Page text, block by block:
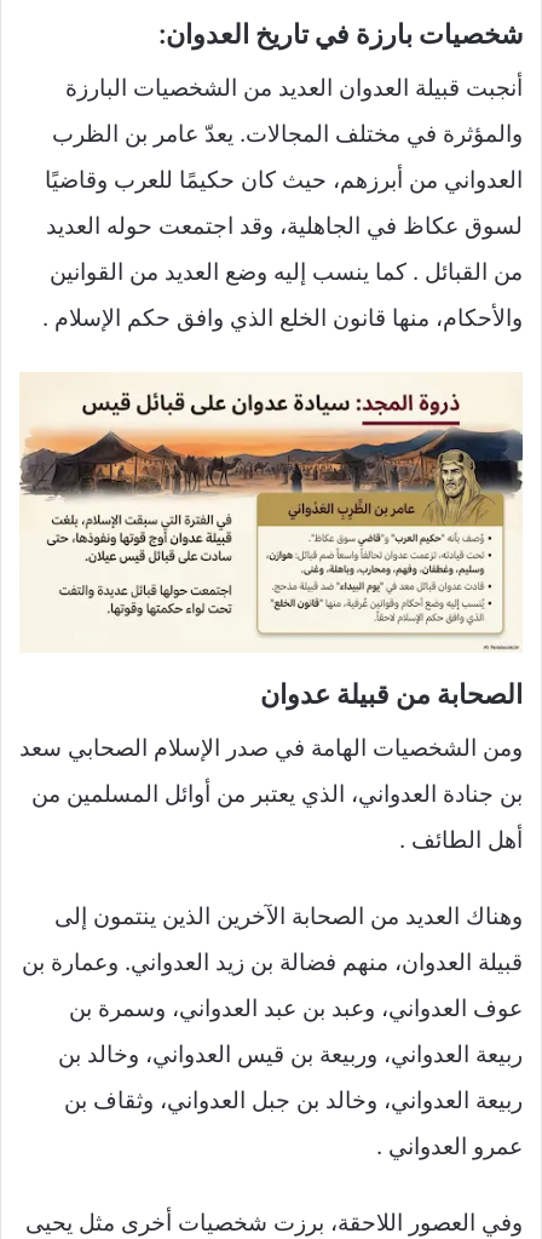
شخصيات بارزة في تاريخ العدوان:
أنجبت قبيلة العدوان العديد من الشخصيات البارزة
والمؤثرة في مختلف المجالات. يعدّ عامر بن الظرب
العدواني من أبرزهم، حيث كان حكيمًا للعرب وقاضيًا
لسوق عكاظ في الجاهلية، وقد اجتمعت حوله العديد
من القبائل . كما ينسب إليه وضع العديد من القوانين
والأحكام، منها قانون الخلع الذي وافق حكم الإسلام .
الصحابة من قبيلة عدوان
ومن الشخصيات الهامة في صدر الإسلام الصحابي سعد
بن جنادة العدواني، الذي يعتبر من أوائل المسلمين من
أهل الطائف .
وهناك العديد من الصحابة الآخرين الذين ينتمون إلى
قبيلة العدوان، منهم فضالة بن زيد العدواني. وعمارة بن
عوف العدواني، وعبد بن عبد العدواني، وسمرة بن
ربيعة العدواني، وربيعة بن قيس العدواني، وخالد بن
ربيعة العدواني، وخالد بن جبل العدواني، وثقاف بن
عمرو العدواني .
وفي العصور اللاحقة، برزت شخصيات أخرى مثل يحيى